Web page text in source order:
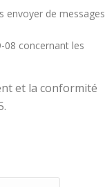
envoyer de messages
08 concernant les
et la conformité